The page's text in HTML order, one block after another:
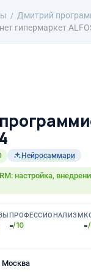
Дмитрий
гипермаркет
Нейросаммари
настройка,
ПРОФЕССИОНАЛИЗМ
-/10 -
Москва